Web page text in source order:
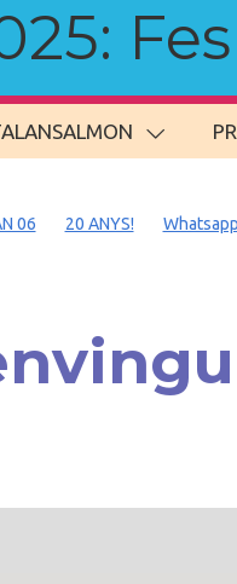
06 20 ANYS!